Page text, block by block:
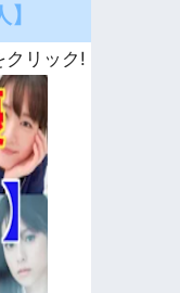
リック!